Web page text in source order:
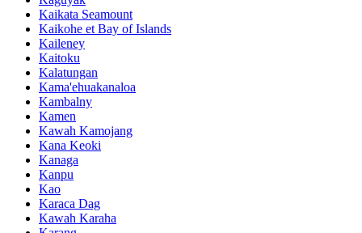
Kaikata Seamount
Kaikohe et Bay of Islands
Kaileney
Kaitoku
Kalatungan
Kama'ehuakanaloa
Kambalny
Kamen
Kawah Kamojang
Kana Keoki
Kanaga
Kanpu
Kao
Karaca Dag
Kawah Karaha